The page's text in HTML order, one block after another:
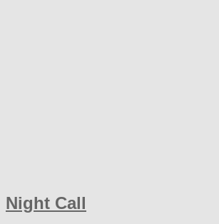
Night Call